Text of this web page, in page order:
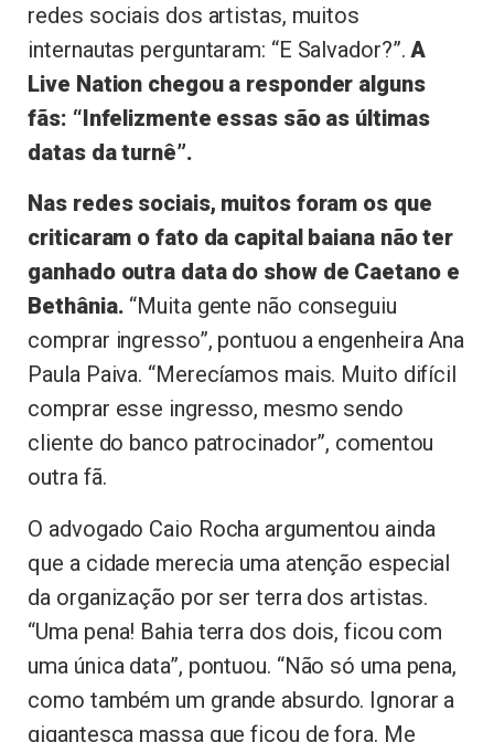
redes sociais dos artistas, muitos
internautas perguntaram: “E Salvador?”.A
Live Nation chegou a responder alguns
fãs: “Infelizmente essas são as últimas
datas da turnê”.
Nas redes sociais, muitos foram os que
criticaram o fato da capital baiana não ter
ganhado outra data do show de Caetano e
Bethânia. “Muita gente não conseguiu
comprar ingresso”, pontuou a engenheira Ana
Paula Paiva. “Merecíamos mais. Muito difícil
comprar esse ingresso, mesmo sendo
cliente do banco patrocinador”, comentou
outra fã.
O advogado Caio Rocha argumentou ainda
que a cidade merecia uma atenção especial
da organização por ser terra dos artistas.
“Uma pena! Bahia terra dos dois, ficou com
uma única data”, pontuou. “Não só uma pena,
como também um grande absurdo. Ignorar a
gigantesca massa que ficou de fora. Me